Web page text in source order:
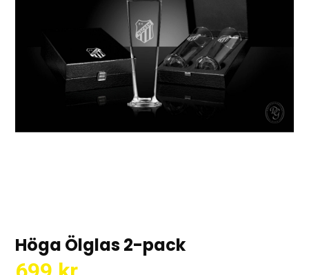
Höga Ölglas 2-pack